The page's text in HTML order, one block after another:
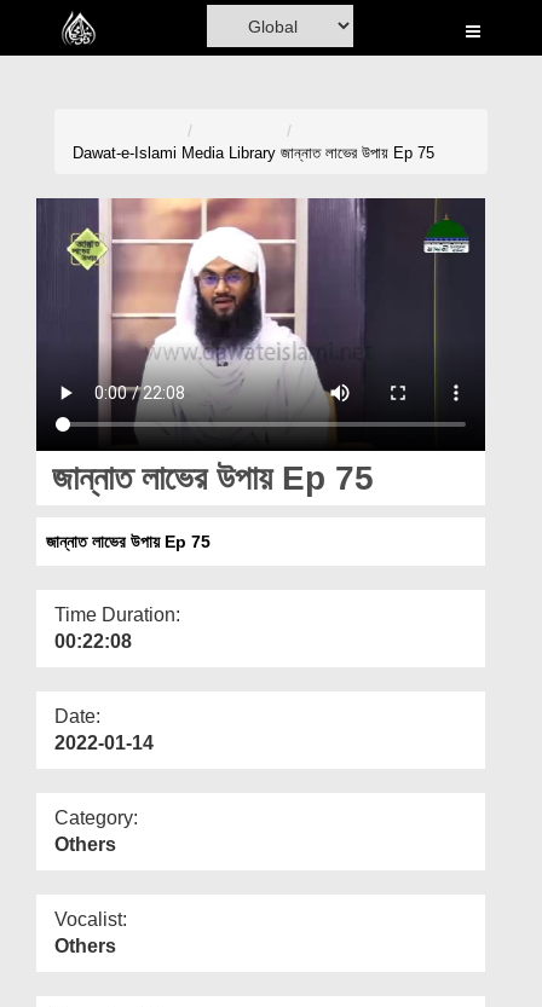
Home
Madani Channel
Donation
Magazine
Departments
More
Dawat-e-Islami Media Library জান্নাত লাভের উপায় Ep 75
জান্নাত লাভের উপায় Ep 75
জান্নাত লাভের উপায় Ep 75
Time Duration:
00:22:08
Date:
2022-01-14
Category:
Others
Vocalist:
Others